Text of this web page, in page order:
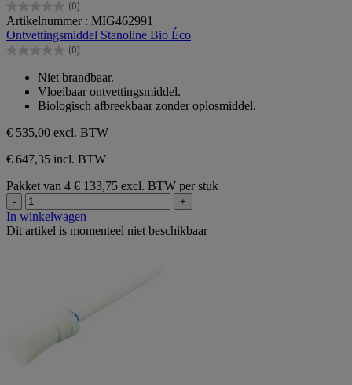
(0)
0.0
van
de
5
Artikelnummer : MIG462991
Ontvettingsmiddel Stanoline Bio Éco
(0)
0.0
sterren.
Niet brandbaar.
Vloeibaar ontvettingsmiddel.
Biologisch afbreekbaar zonder oplosmiddel.
€ 535,00 excl. BTW
€ 647,35 incl. BTW
Pakket van 4 € 133,75 excl. BTW per stuk
- +
In winkelwagen
Dit artikel is momenteel niet beschikbaar